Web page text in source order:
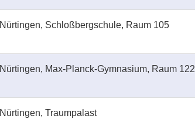
Nürtingen, Schloßbergschule, Raum 105
Nürtingen, Max-Planck-Gymnasium, Raum 122
Nürtingen, Traumpalast